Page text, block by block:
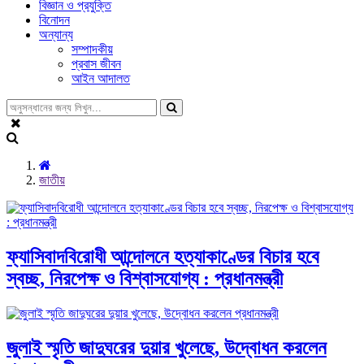
বিজ্ঞান ও প্রযুক্তি
বিনোদন
অন্যান্য
সম্পাদকীয়
প্রবাস জীবন
আইন আদালত
জাতীয়
ফ্যাসিবাদবিরোধী আন্দোলনে হত্যাকাণ্ডের বিচার হবে
স্বচ্ছ, নিরপেক্ষ ও বিশ্বাসযোগ্য : প্রধানমন্ত্রী
জুলাই স্মৃতি জাদুঘরের দুয়ার খুলেছে, উদ্বোধন করলেন